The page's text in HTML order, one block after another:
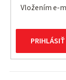
Vložením e-